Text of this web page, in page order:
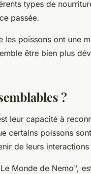
types de
passée.
les poissons ont une
être bien plus
?
leur capacité à
certains poissons
de leurs interactions
Monde de Nemo",